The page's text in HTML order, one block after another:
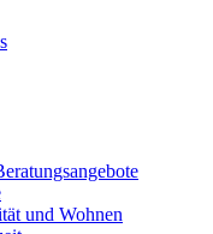
und Wohnen